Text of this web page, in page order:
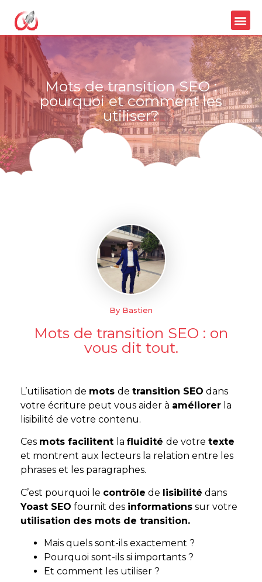
Mots de transition SEO :
pourquoi et comment les
utiliser?
By Bastien
Mots de transition SEO : on
vous dit tout.
L’utilisation de mots de transition SEO dans
votre écriture peut vous aider à améliorer la
lisibilité de votre contenu.
Ces mots facilitent la fluidité de votre texte
et montrent aux lecteurs la relation entre les
phrases et les paragraphes.
C’est pourquoi le contrôle de lisibilité dans
Yoast SEO fournit des informations sur votre
utilisation des mots de transition.
Mais quels sont-ils exactement ?
Pourquoi sont-ils si importants ?
Et comment les utiliser ?